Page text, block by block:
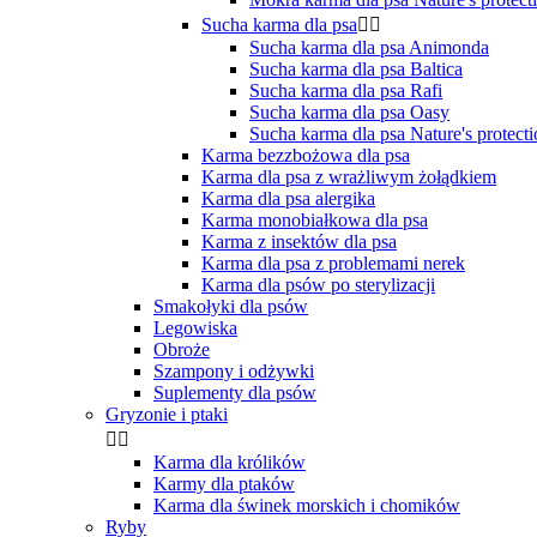
Sucha karma dla psa 
Sucha karma dla psa Animonda
Sucha karma dla psa Baltica
Sucha karma dla psa Rafi
Sucha karma dla psa Oasy
Sucha karma dla psa Nature's
Karma bezzbożowa dla psa
Karma dla psa z wrażliwym żołądkiem
Karma dla psa alergika
Karma monobiałkowa dla psa
Karma z insektów dla psa
Karma dla psa z problemami nerek
Karma dla psów po sterylizacji
Smakołyki dla psów
Legowiska
Obroże
Szampony i odżywki
Suplementy dla psów
Gryzonie i ptaki
 
Karma dla królików
Karmy dla ptaków
Karma dla świnek morskich i chomików
Ryby